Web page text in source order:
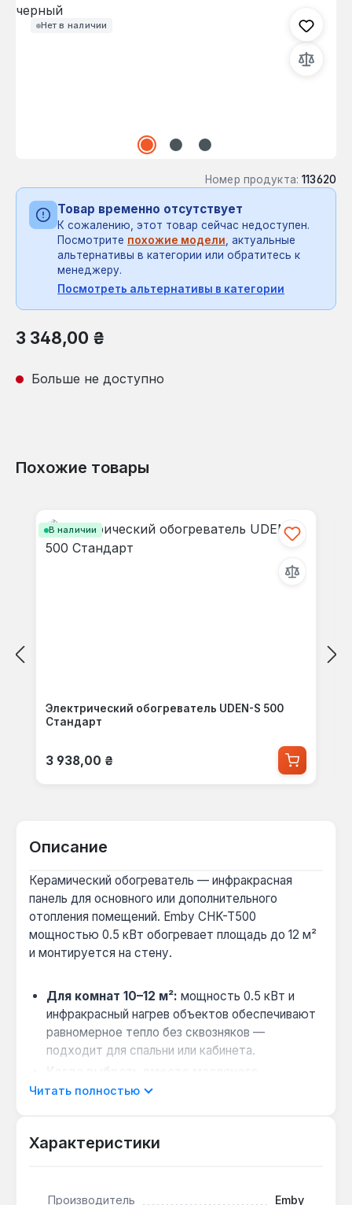
Нет в наличии
Номер продукта: 113620
Товар временно отсутствует
К сожалению, этот товар сейчас недоступен.
Посмотрите похожие модели, актуальные
альтернативы в категории или обратитесь к
менеджеру.
Посмотреть альтернативы в категории
Обычная цена:
3 348,00 ₴
Больше не доступно
Похожие товары
В наличии
Электрический обогреватель UDEN-S 500
Стандарт
Обычная цена:
3 938,00 ₴
Описание
Керамический обогреватель — инфракрасная
панель для основного или дополнительного
отопления помещений. Emby CHK-T500
мощностью 0.5 кВт обогревает площадь до 12 м²
и монтируется на стену.
Для комнат 10–12 м²: мощность 0.5 кВт и
инфракрасный нагрев объектов обеспечивают
равномерное тепло без сквозняков —
подходит для спальни или кабинета.
радиатора:если нужен бесшумный нагрев без
температуры.
позволяют установку в ванной или на кухне без
Читать полностью
Характеристики
Производитель Emby